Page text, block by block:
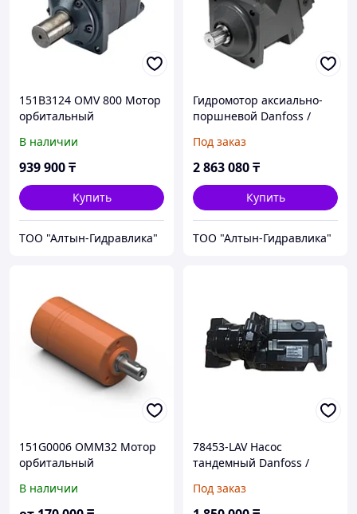
151B3124 OMV 800 Мотор
орбитальный
Sauer-Danfoss
В наличии
939 900₸
Купить
ТОО "Алтын-Гидравлика"
Гидромотор аксиально-
поршневой Danfoss /
Под заказ
2 863 080₸
Купить
ТОО "Алтын-Гидравлика"
151G0006 OMM32 Мотор
орбитальный
Drive / Danfoss / Sauer-
Danfoss
В наличии
78453-LAV Насос
тандемный Danfoss /
Под заказ